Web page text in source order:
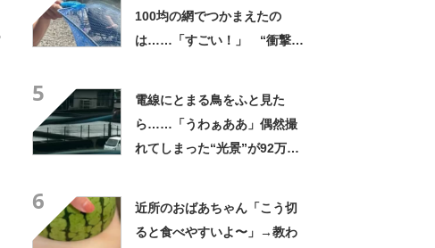
100均の網でつかまえたの
は……「すごい！」 “衝撃の
5
電線にとまる鳥をふと見た
ら……「うわぁああ」偶然撮
れてしまった“光景”が92万再
6
近所のおばあちゃん「こう切
ると食べやすいよ〜」→教わ